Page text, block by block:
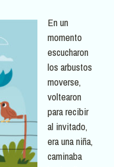
En un
momento
escucharon
los arbustos
moverse,
voltearon
para recibir
al invitado,
era una niña,
caminaba